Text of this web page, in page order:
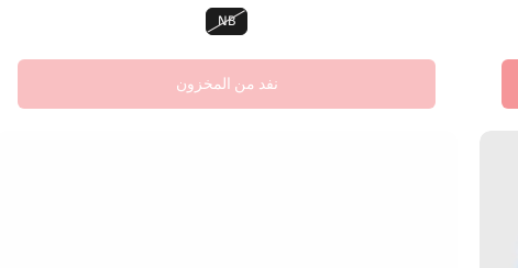
NB
نفد من المخزون